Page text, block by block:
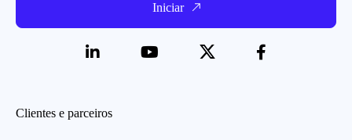
Iniciar
Clientes e parceiros